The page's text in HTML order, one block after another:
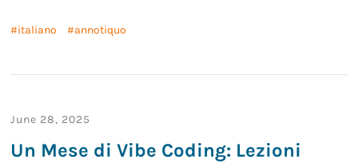
italiano annotiquo
June 28, 2025
Un Mese di Vibe Coding: Lezioni